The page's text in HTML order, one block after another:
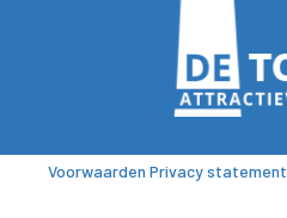
Voorwaarden Privacy statement